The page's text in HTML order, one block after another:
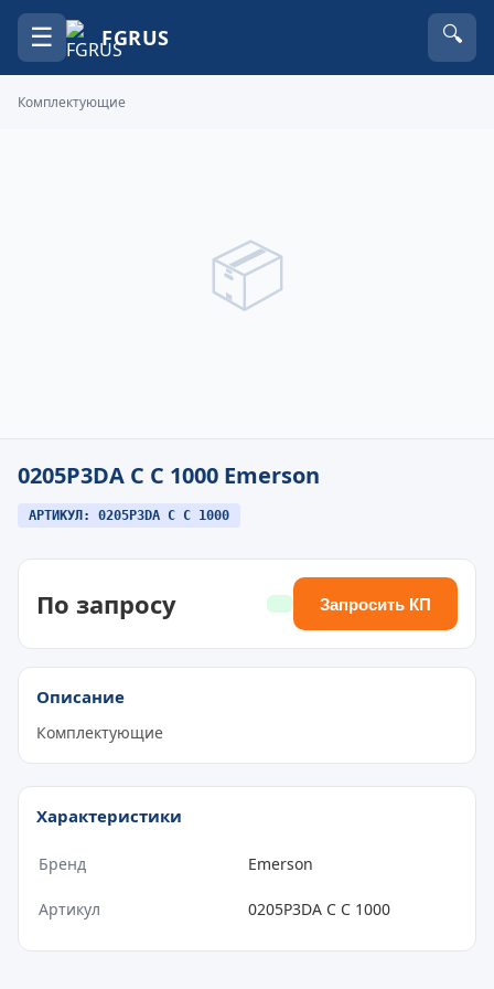
☰ FGRUS 🔍
Комплектующие
📦
0205P3DA C C 1000 Emerson
АРТИКУЛ: 0205P3DA C C 1000
По запросу Запросить КП
Описание
Комплектующие
Характеристики
Бренд Emerson
Артикул 0205P3DA C C 1000